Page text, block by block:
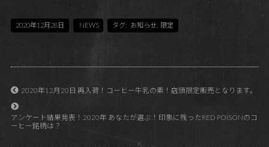
2020年12月28日 NEWS タグ: お知らせ, 限定
2020年12月20日 再入荷！コーヒー牛乳の素！店頭限定販売となります。
アンケート結果発表！2020年 あなたが選ぶ！印象に残ったRED POISONのコ
ーヒー銘柄は？